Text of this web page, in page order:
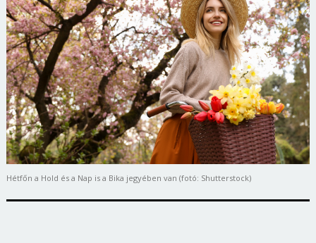
Hétfőn a Hold és a Nap is a Bika jegyében van (fotó: Shutterstock)